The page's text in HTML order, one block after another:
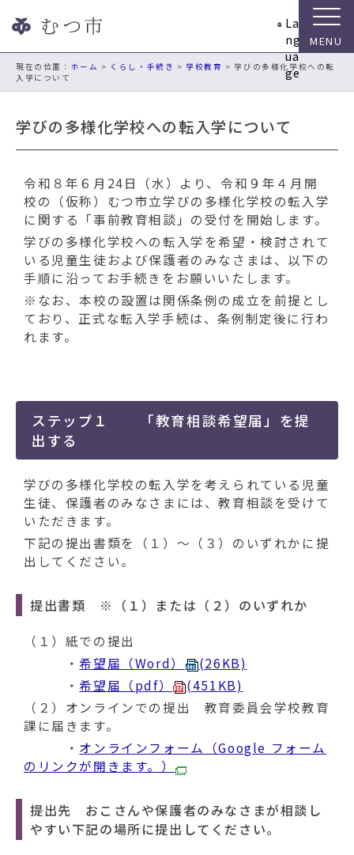
ビ
La
ng
ua
ge
現在の位置： ホーム > くらし・手続き > 学校教育 > 学びの多様化学校への転
入学について
学びの多様化学校への転入学について
令和８年６月24日（水）より、令和９年４月開
校の（仮称）むつ市立学びの多様化学校の転入学
に関する「事前教育相談」の受付を開始します。
学びの多様化学校への転入学を希望・検討されて
いる児童生徒および保護者のみなさまは、以下の
手順に沿ってお手続きをお願いいたします。
※なお、本校の設置は関係条例の成立を前提とし
ており、正式な転入学手続は、条例制定後に行わ
れます。
ステップ１ 「教育相談希望届」を提
出する
学びの多様化学校の転入学を考えられている児童
生徒、保護者のみなさまには、教育相談を受けて
いただきます。
下記の提出書類を（１）～（３）のいずれかに提
出してください。
提出書類 ※（１）または（２）のいずれか
（１）紙での提出
・ 希望届（Word）
(26KB)
・ 希望届（pdf）
(451KB)
（２）オンラインでの提出 教育委員会学校教育
課に届きます。
・ オンラインフォーム（Google フォーム
のリンクが開きます。）
提出先 おこさんや保護者のみなさまが相談し
やすい下記の場所に提出してください。